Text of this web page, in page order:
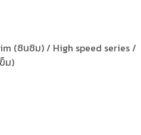
(ซินซิม) / High speed series /
ม)